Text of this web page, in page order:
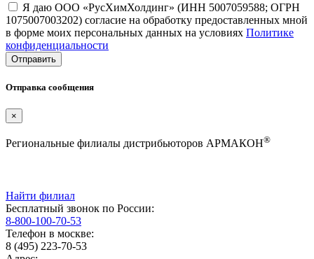
Я даю ООО «РусХимХолдинг» (ИНН 5007059588; ОГРН
1075007003202) согласие на обработку предоставленных мной
в форме моих персональных данных на условиях Политике
конфиденциальности
Отправка сообщения
×
Региональные филиалы дистрибьюторов АРМАКОН®
Найти филиал
Бесплатный звонок по России:
8-800-100-70-53
Телефон в москве:
8 (495) 223-70-53